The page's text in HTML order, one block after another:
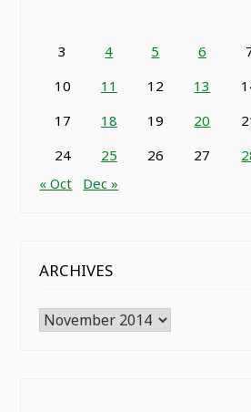
3
4 5 6
10
11 12 13
17
18 19 20
24
25 26 27
« Oct
Dec »
ARCHIVES
Archives